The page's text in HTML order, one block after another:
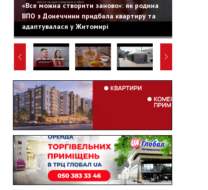
«Все можна створити заново»: як родина
ВПО з Донеччини придбала квартиру та
адаптувалася у Житомирі